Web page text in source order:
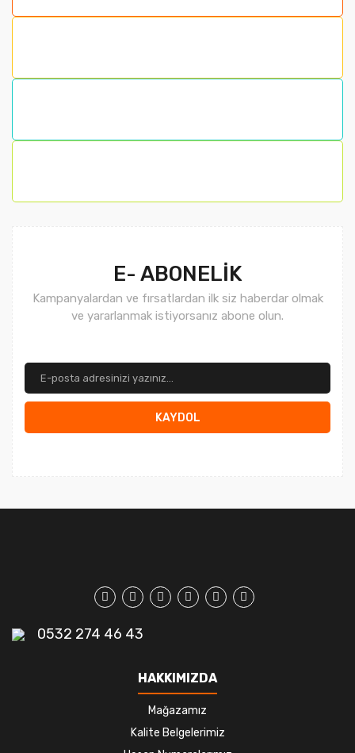
E- ABONELİK
Kampanyalardan ve fırsatlardan ilk siz haberdar olmak
ve yararlanmak istiyorsanız abone olun.
KAYDOL
0532 274 46 43
HAKKIMIZDA
Mağazamız
Kalite Belgelerimiz